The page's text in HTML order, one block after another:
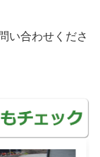
い合わせくださ